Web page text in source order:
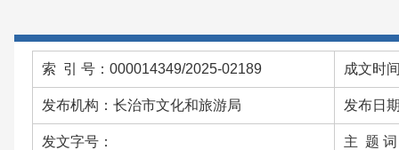
索 引 号：000014349/2025-02189 成文时
发布机构：长治市文化和旅游局 发布日
发文字号： 主 题 词